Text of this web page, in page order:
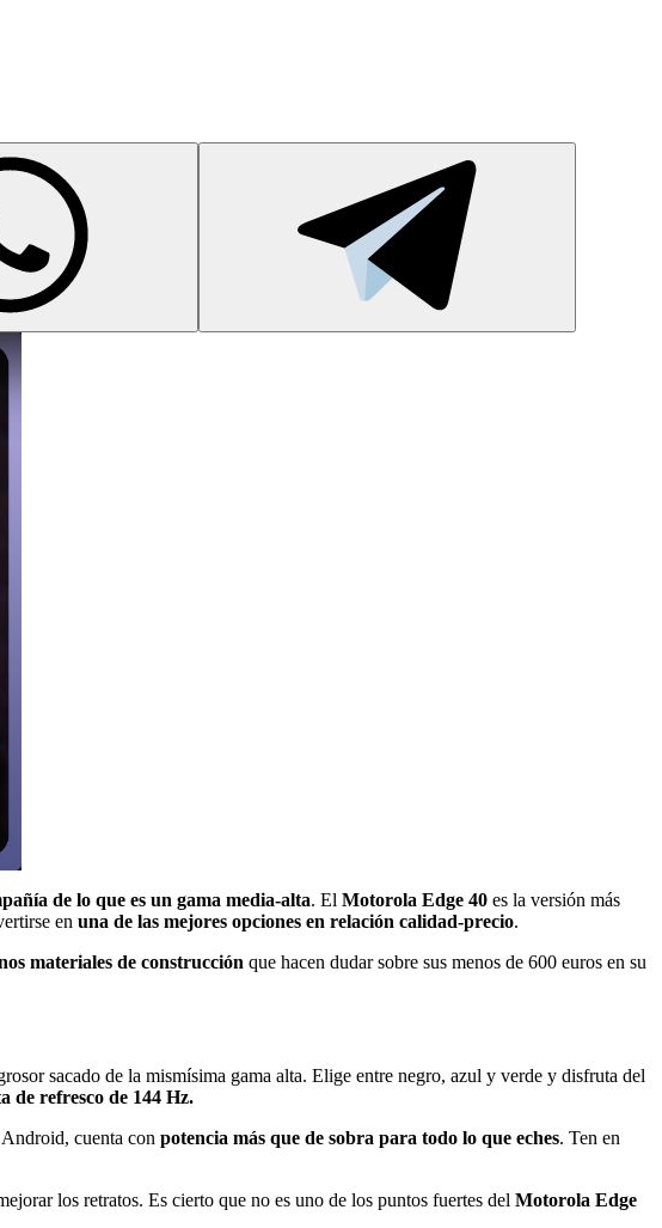
de lo que es un gama media-alta. El Motorola Edge 40 es la versión más
en una de las mejores opciones en relación calidad-precio.
materiales de construcción que hacen dudar sobre sus menos de 600 euros en su
sacado de la mismísima gama alta. Elige entre negro, azul y verde y disfruta del
de refresco de 144 Hz.
cuenta con potencia más que de sobra para todo lo que eches. Ten en
los retratos. Es cierto que no es uno de los puntos fuertes del Motorola Edge